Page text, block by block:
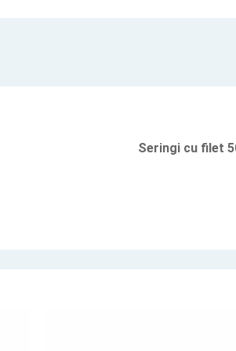
Seringi cu filet